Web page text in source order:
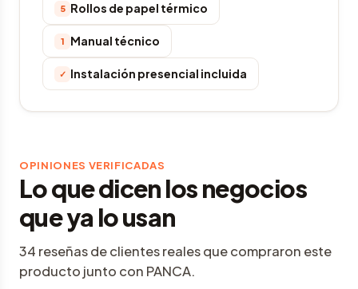
5 Rollos de papel térmico
1 Manual técnico
✓ Instalación presencial incluida
OPINIONES VERIFICADAS
Lo que dicen los negocios
que ya lo usan
34 reseñas de clientes reales que compraron este
producto junto con PANCA.